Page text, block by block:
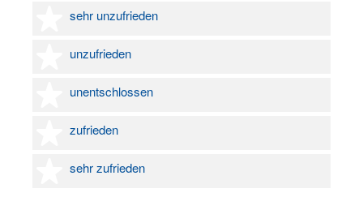
sehr unzufrieden
1 Stern
unzufrieden
2 Sterne
unentschlossen
3 Sterne
zufrieden
4 Sterne
sehr zufrieden
5 Sterne